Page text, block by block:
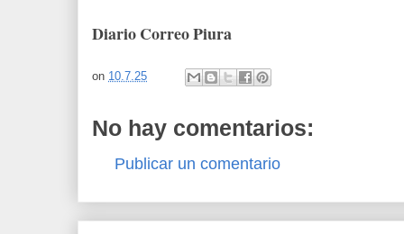
Diario Correo Piura
on 10.7.25
No hay comentarios:
Publicar un comentario